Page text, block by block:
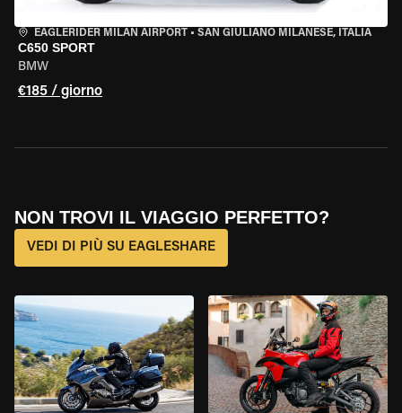
EAGLERIDER MILAN AIRPORT • SAN GIULIANO MILANESE, ITALIA
C650 SPORT
BMW
€185 / giorno
NON TROVI IL VIAGGIO PERFETTO?
VEDI DI PIÙ SU EAGLESHARE